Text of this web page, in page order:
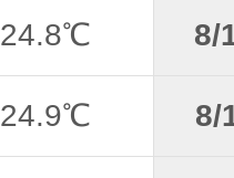
24.8℃ 8/
24.9℃ 8/